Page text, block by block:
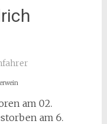
am 02.
am 6.